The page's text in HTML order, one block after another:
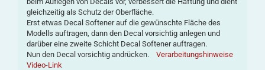
gleichzeitig als Schutz der Oberfläche.
Erst etwas Decal Softener auf die gewünschte Fläche des
Modells auftragen, dann den Decal vorsichtig anlegen und
darüber eine zweite Schicht Decal Softener auftragen.
Nun den Decal vorsichtig andrücken. Verarbeitungshinweise
Video-Link